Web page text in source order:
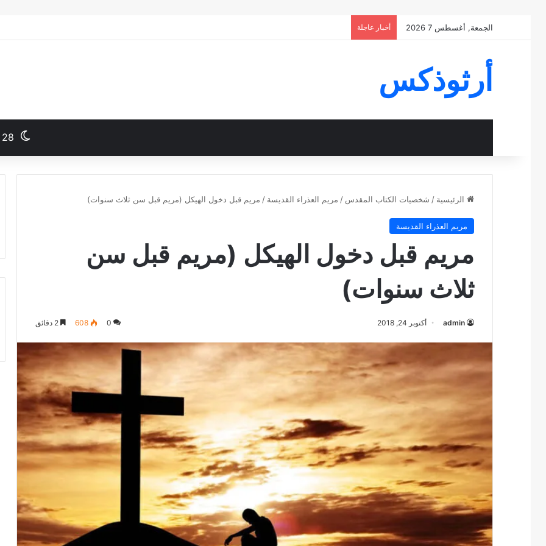
الجمعة, أغسطس 7 2026 أخبار عاجلة
أرثوذكس
28
الرئيسية / شخصيات الكتاب المقدس / مريم العذراء القديسة / مريم قبل دخول الهيكل (مريم قبل سن ثلاث سنوات)
مريم العذراء القديسة
مريم قبل دخول الهيكل (مريم قبل سن
ثلاث سنوات)
admin أكتوبر 24, 2018 0
608